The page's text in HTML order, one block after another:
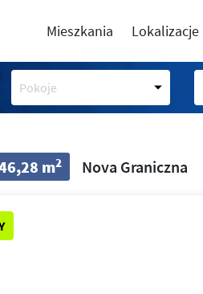
Mieszkania Lokalizacje
Pokoje
m2 Nova Graniczna